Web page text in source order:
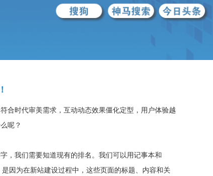
合时代审美需求，互动动态效果僵化定型，用户体验越
呢？
，我们需要知道现有的排名。我们可以用记事本和
因为在新站建设过程中，这些页面的标题、内容和关